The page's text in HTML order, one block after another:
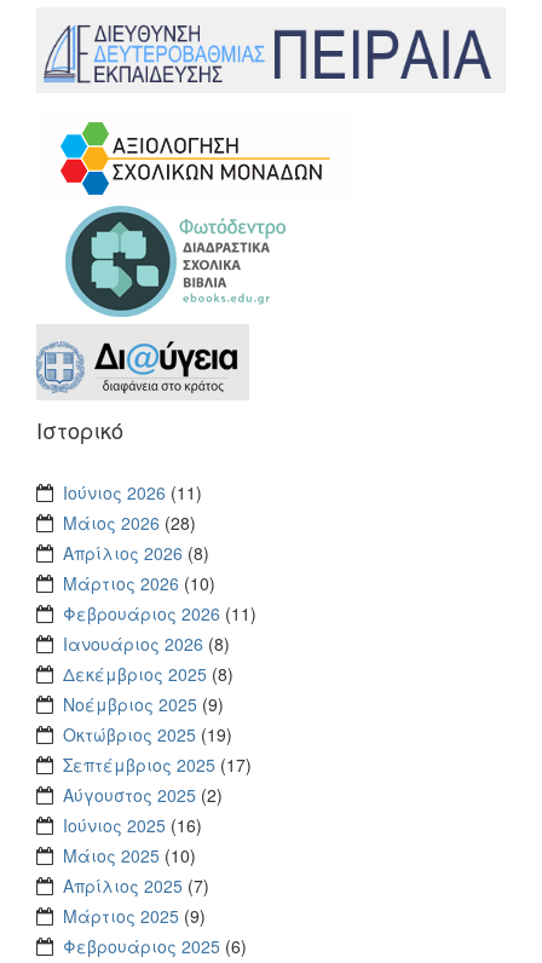
Ιστορικό
Ιούνιος 2026 (11)
Μάιος 2026 (28)
Απρίλιος 2026 (8)
Μάρτιος 2026 (10)
Φεβρουάριος 2026 (11)
Ιανουάριος 2026 (8)
Δεκέμβριος 2025 (8)
Νοέμβριος 2025 (9)
Οκτώβριος 2025 (19)
Σεπτέμβριος 2025 (17)
Αύγουστος 2025 (2)
Ιούνιος 2025 (16)
Μάιος 2025 (10)
Απρίλιος 2025 (7)
Μάρτιος 2025 (9)
Φεβρουάριος 2025 (6)